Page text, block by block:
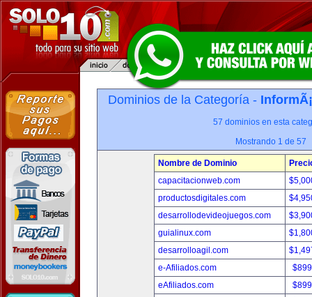
Dominios de la Categoría -
57 dominios en esta
Mostrando 1 de 57
Nombre de Dominio
capacitacionweb.com
productosdigitales.com
desarrollodevideojuegos.com
guialinux.com
desarrolloagil.com
e-Afiliados.com
eAfiliados.com